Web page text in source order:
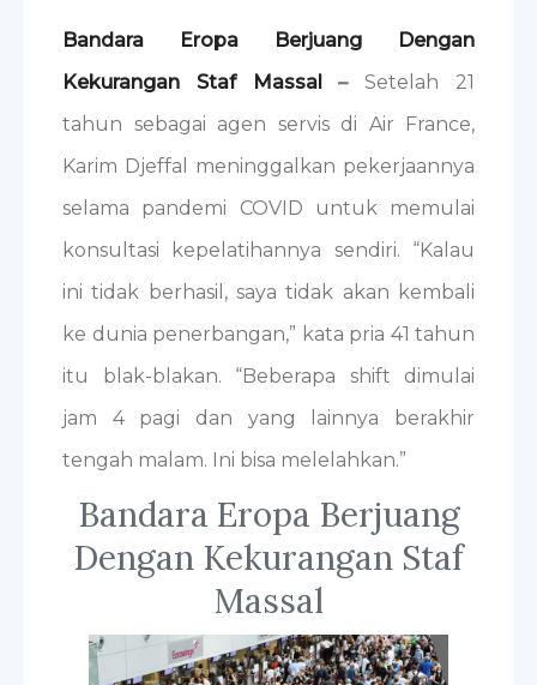
Bandara Eropa Berjuang Dengan
Kekurangan Staf Massal
–Setelah 21
tahun sebagai agen servis di Air France,
Karim Djeffal meninggalkan pekerjaannya
selama pandemi COVID untuk memulai
konsultasi kepelatihannya sendiri. “Kalau
ini tidak berhasil, saya tidak akan kembali
ke dunia penerbangan,” kata pria 41 tahun
itu blak-blakan. “Beberapa shift dimulai
jam 4 pagi dan yang lainnya berakhir
tengah malam. Ini bisa melelahkan.”
Bandara Eropa Berjuang
Dengan Kekurangan Staf
Massal